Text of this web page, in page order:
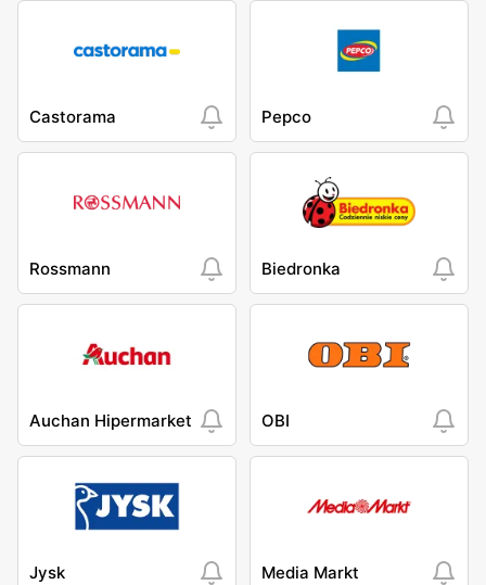
Castorama Pepco
Rossmann Biedronka
Auchan Hipermarket OBI
Jysk Media Markt